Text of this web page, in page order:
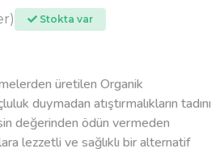
Stokta var
üretilen Organik
duymadan atıştırmalıkların tadını
değerinden ödün vermeden
lezzetli ve sağlıklı bir alternatif